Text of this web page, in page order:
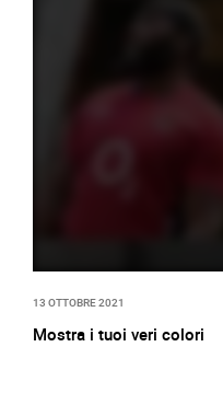
13 OTTOBRE 2021
Mostra i tuoi veri colori